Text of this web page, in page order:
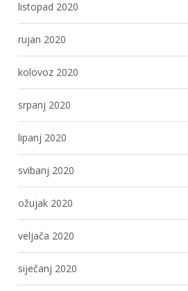
listopad 2020
rujan 2020
kolovoz 2020
srpanj 2020
lipanj 2020
svibanj 2020
ožujak 2020
veljača 2020
siječanj 2020